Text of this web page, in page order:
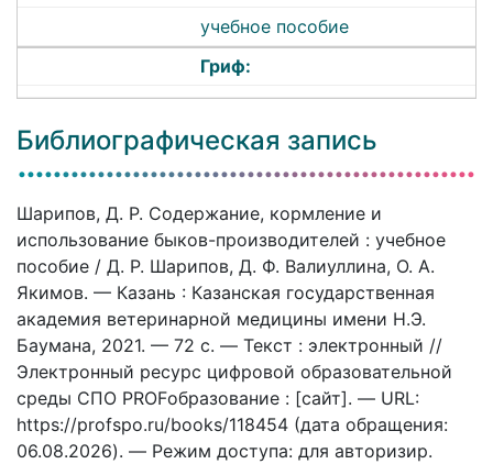
учебное пособие
Гриф:
Библиографическая запись
Шарипов, Д. Р. Содержание, кормление и
использование быков-производителей : учебное
пособие / Д. Р. Шарипов, Д. Ф. Валиуллина, О. А.
Якимов. — Казань : Казанская государственная
академия ветеринарной медицины имени Н.Э.
Баумана, 2021. — 72 c. — Текст : электронный //
Электронный ресурс цифровой образовательной
среды СПО PROFобразование : [сайт]. — URL:
https://profspo.ru/books/118454 (дата обращения:
06.08.2026). — Режим доступа: для авторизир.